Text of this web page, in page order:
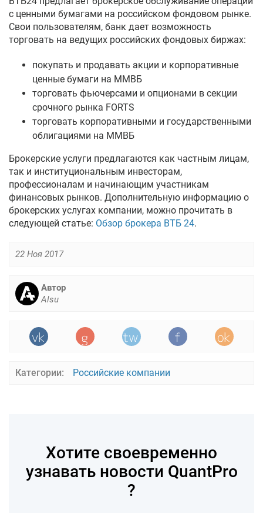
с ценными бумагами на российском фондовом рынке.
Свои пользователям, банк дает возможность
торговать на ведущих российских фондовых биржах:
покупать и продавать акции и корпоративные
ценные бумаги на ММВБ
торговать фьючерсами и опционами в секции
срочного рынка FORTS
торговать корпоративными и государственными
облигациями на ММВБ
Брокерские услуги предлагаются как частным лицам,
так и институциональным инвесторам,
профессионалам и начинающим участникам
финансовых рынков. Дополнительную информацию о
брокерских услугах компании, можно прочитать в
следующей статье: Обзор брокера ВТБ 24.
22 Ноя 2017
Автор
Alsu
Категории: Российские компании
Хотите своевременно
узнавать новости QuantPro
?